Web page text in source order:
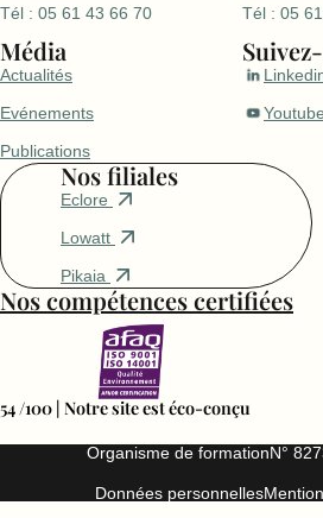
Tél : 05 61 43 66 70
Tél : 05
Média
Actualités
Evénements
Publications
Youtube
Nos filiales
Eclore
Lowatt
Pikaia
Nos compétences certifiées
54 /100 | Notre site est éco-conçu
Organisme de formationN°
Données personnelles